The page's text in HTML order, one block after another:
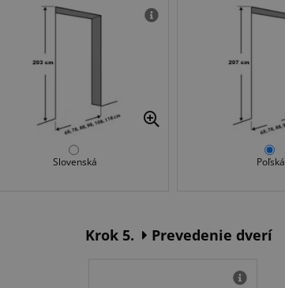
Slovenská Poľská
Krok 5. Prevedenie dverí